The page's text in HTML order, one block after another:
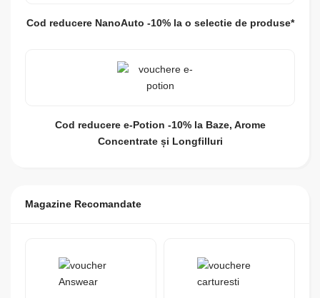
Cod reducere NanoAuto -10% la o selectie de produse*
Cod reducere e-Potion -10% la Baze, Arome
Concentrate și Longfilluri
Magazine Recomandate